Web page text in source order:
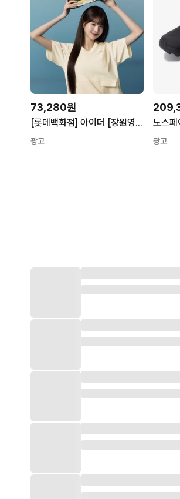
73,280원
[롯데백화점] 아이더 [장원영착용] 퀀텀 에어로 쿠쉬 남녀공용 고어텍스 방수 트레킹화 DUS24G25 LE1220858740
광고 광고